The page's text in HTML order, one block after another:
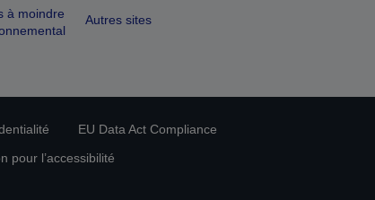
à moindre
Autres sites
EU Data Act Compliance
pour l’accessibilité